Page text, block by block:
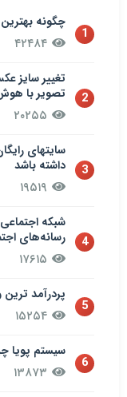
1
چگونه
۴۲۴۸۴
2
تصویر با
3
سایتهای
داشته باشد
4
رسانه‌های
5
پردرآمد ترین
۱۵۲۵۴
6
سيستم پويا